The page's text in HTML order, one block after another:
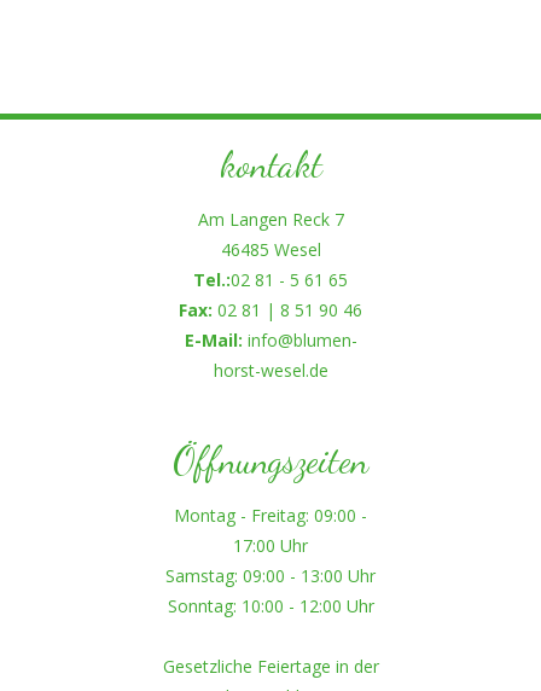
kontakt
Am Langen Reck 7
46485 Wesel
Tel.:02 81 - 5 61 65
Fax: 02 81 | 8 51 90 46
E-Mail: info@blumen-
horst-wesel.de
Öffnungszeiten
Montag - Freitag: 09:00 -
17:00 Uhr
Samstag: 09:00 - 13:00 Uhr
Sonntag: 10:00 - 12:00 Uhr
Gesetzliche Feiertage in der